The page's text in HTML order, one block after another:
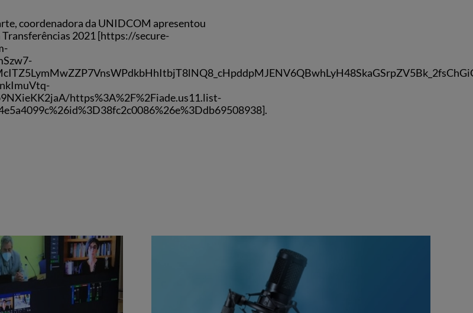
coordenadora da UNIDCOM apresentou
Transferências 2021 [https://secure-
https%3A%2F%2Fiade.us11.list-